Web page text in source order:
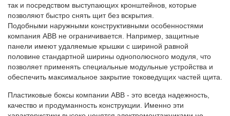
так и посредством выступающих кронштейнов, которые
позволяют быстро снять щит без вскрытия.
Подобными наружными конструктивными особенностями
компания АВВ не ограничивается. Например, защитные
панели имеют удаляемые крышки с шириной равной
половине стандартной ширины однополюсного модуля, что
позволяет применять специальные модульные устройства и
обеспечить максимальное закрытие токоведущих частей щита.
Пластиковые боксы компании АВВ - это всегда надежность,
качество и продуманность конструкции. Именно эти